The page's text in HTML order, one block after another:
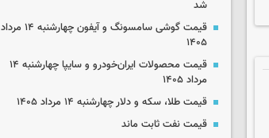
شد
قیمت گوشی سامسونگ و آیفون چهارشنبه ۱۴ مرداد
۱۴۰۵
قیمت محصولات ایران‌خودرو و سایپا چهارشنبه ۱۴
مرداد ۱۴۰۵
قیمت طلا، سکه و دلار چهارشنبه ۱۴ مرداد ۱۴۰۵
قیمت نفت ثابت ماند